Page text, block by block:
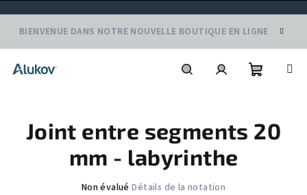
contenu
BIENVENUE DANS NOTRE NOUVELLE BOUTIQUE EN LIGNE
d'achat
Joint entre segments 20
mm - labyrinthe
L'évaluation
Non évalué Détails de la notation